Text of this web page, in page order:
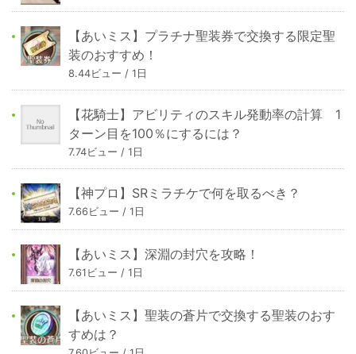
【あいミス】プラチナ聖装券で交換する限定聖
装のおすすめ！
8.44ビュー / 1日
【花騎士】アビリティのスキル発動率の計算 1
ターン目を100％にするには？
7.74ビュー / 1日
【神プロ】SRミラチケで何を取るべき？
7.66ビュー / 1日
【あいミス】深淵の封穴を攻略！
7.61ビュー / 1日
【あいミス】聖装の蒼片で交換する聖装のおす
すめは？